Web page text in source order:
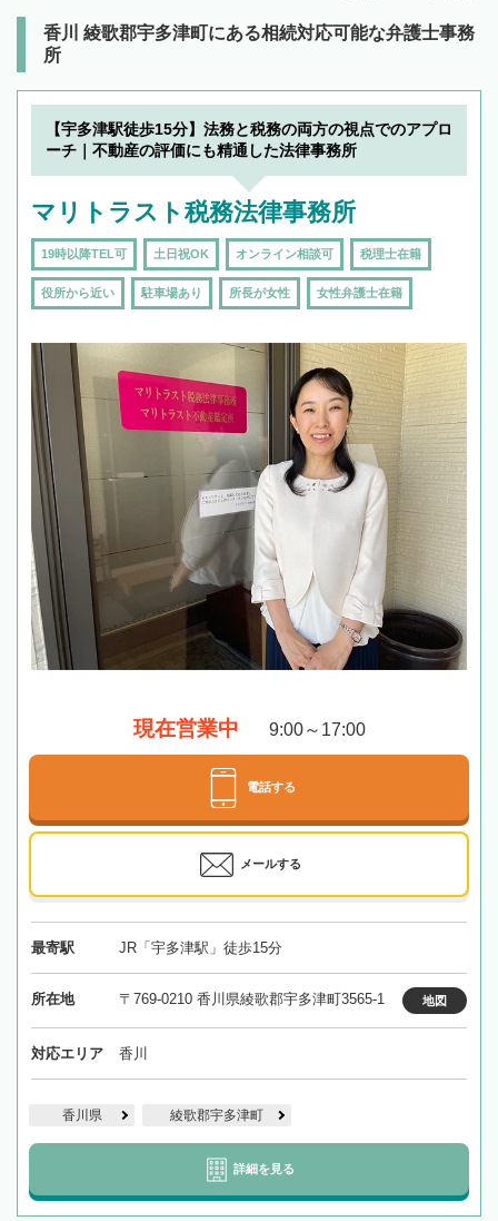
香川 綾歌郡宇多津町にある相続対応可能な弁護士事務
所
【宇多津駅徒歩15分】法務と税務の両方の視点でのアプロ
ーチ｜不動産の評価にも精通した法律事務所
マリトラスト税務法律事務所
19時以降TEL可 土日祝OK オンライン相談可 税理士在籍
役所から近い 駐車場あり 所長が女性 女性弁護士在籍
現在営業中 9:00～17:00
電話する
メールする
最寄駅 JR「宇多津駅」徒歩15分
所在地 〒769-0210 香川県綾歌郡宇多津町3565-1 地図
対応エリア 香川
香川県 綾歌郡宇多津町
詳細を見る